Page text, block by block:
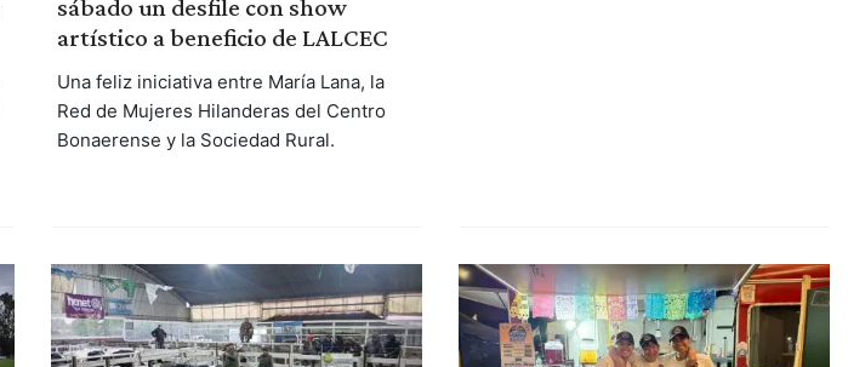
sábado un desfile con show
artístico a beneficio de LALCEC
Una feliz iniciativa entre María Lana, la
Red de Mujeres Hilanderas del Centro
Bonaerense y la Sociedad Rural.